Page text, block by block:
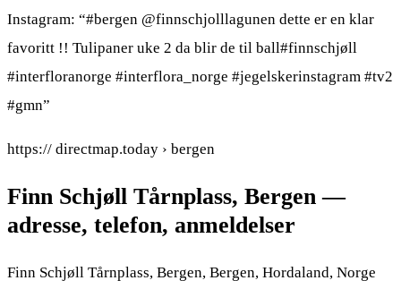
Instagram: “#bergen @finnschjolllagunen dette er en klar
favoritt !! Tulipaner uke 2 da blir de til ball#finnschjøll
#interfloranorge #interflora_norge #jegelskerinstagram #tv2
#gmn”
https:// directmap.today › bergen
Finn Schjøll Tårnplass, Bergen —
adresse, telefon, anmeldelser
Finn Schjøll Tårnplass, Bergen, Bergen, Hordaland, Norge